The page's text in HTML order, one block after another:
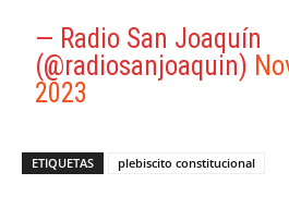
— Radio San Joaquín
(@radiosanjoaquin)
2023
ETIQUETAS plebiscito constitucional